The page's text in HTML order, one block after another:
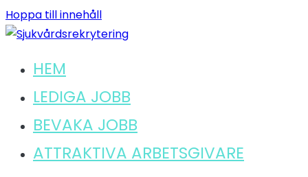
Hoppa till innehåll
Sjukvårdsrekrytering
Hitta ditt lediga jobb inom sjukvård
HEM
LEDIGA JOBB
BEVAKA JOBB
ATTRAKTIVA ARBETSGIVARE